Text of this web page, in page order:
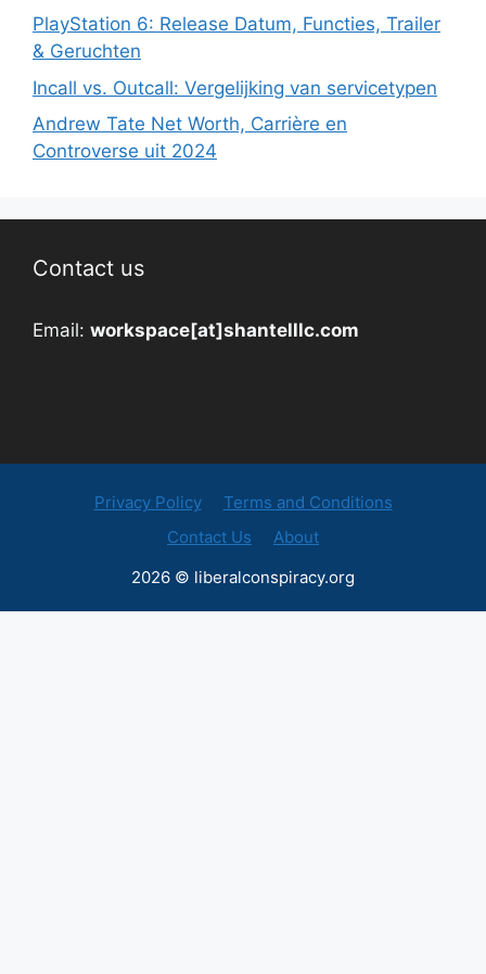
PlayStation 6: Release Datum, Functies, Trailer
& Geruchten
Incall vs. Outcall: Vergelijking van servicetypen
Andrew Tate Net Worth, Carrière en
Controverse uit 2024
Contact us
Email: workspace[at]shantelllc.com
Privacy Policy
Terms and Conditions
Contact Us
About
2026 © liberalconspiracy.org